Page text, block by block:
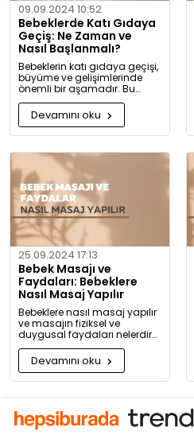
09.09.2024 10:52
Bebeklerde Katı Gıdaya
Geçiş: Ne Zaman ve
Nasıl Başlanmalı?
Bebeklerin katı gıdaya geçişi,
büyüme ve gelişimlerinde
önemli bir aşamadır. Bu
konuda bilmeniz gerekenleri
detaylıca anlattık!
Devamını oku
25.09.2024 17:13
Bebek Masajı ve
Faydaları: Bebeklere
Nasıl Masaj Yapılır
Bebeklere nasıl masaj yapılır
ve masajın fiziksel ve
duygusal faydaları nelerdir?
Neden bugüne kadar masaj
yapmadığınıza pişman
olacaksınız!
Devamını oku